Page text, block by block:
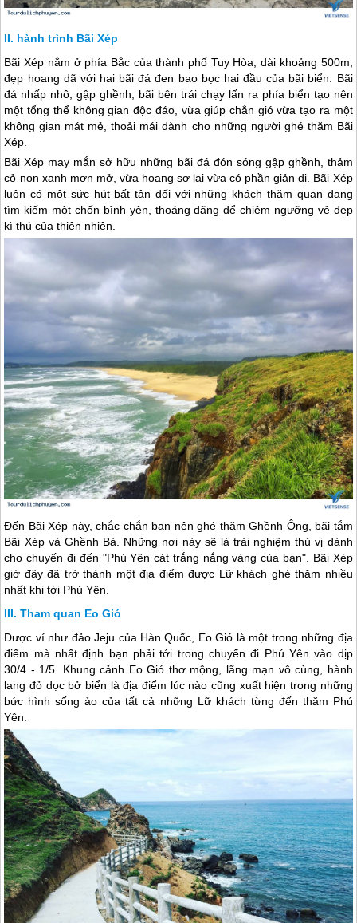
hành trình Bãi Xép
Bãi Xép nằm ở phía Bắc của thành phố Tuy Hòa, dài khoảng 500m,
đẹp hoang dã với hai bãi đá đen bao bọc hai đầu của bãi biển. Bãi
đá nhấp nhô, gập ghềnh, bãi bên trái chạy lấn ra phía biển tạo nên
một tổng thể không gian độc đáo, vừa giúp chắn gió vừa tạo ra một
không gian mát mẻ, thoải mái dành cho những người ghé thăm Bãi
Xép.
Bãi Xép may mắn sở hữu những bãi đá đón sóng gập ghềnh, thảm
cỏ non xanh mơn mở, vừa hoang sơ lại vừa có phần giản dị. Bãi Xép
luôn có một sức hút bất tận đối với những khách thăm quan đang
tìm kiếm một chốn bình yên, thoáng đãng để chiêm ngưỡng vẻ đẹp
kì thú của thiên nhiên.
Đến Bãi Xép này, chắc chắn bạn nên ghé thăm Ghềnh Ông, bãi tắm
Bãi Xép và Ghềnh Bà. Những nơi này sẽ là trải nghiệm thú vị dành
cho chuyến đi đến "Phú Yên cát trắng nắng vàng của bạn". Bãi Xép
giờ đây đã trở thành một địa điểm được Lữ khách ghé thăm nhiều
nhất khi tới Phú Yên
Tham quan Eo Gió
Được ví như đảo Jeju của Hàn Quốc, Eo Gió là một trong những địa
điểm mà nhất định bạn phải tới trong chuyến đi Phú Yên vào dịp
30/4 - 1/5. Khung cảnh Eo Gió thơ mộng, lãng mạn vô cùng, hành
lang đỏ dọc bở biển là địa điểm lúc nào cũng xuất hiện trong những
bức hình sống ảo của tất cả những Lữ khách từng đến thăm Phú
Yên